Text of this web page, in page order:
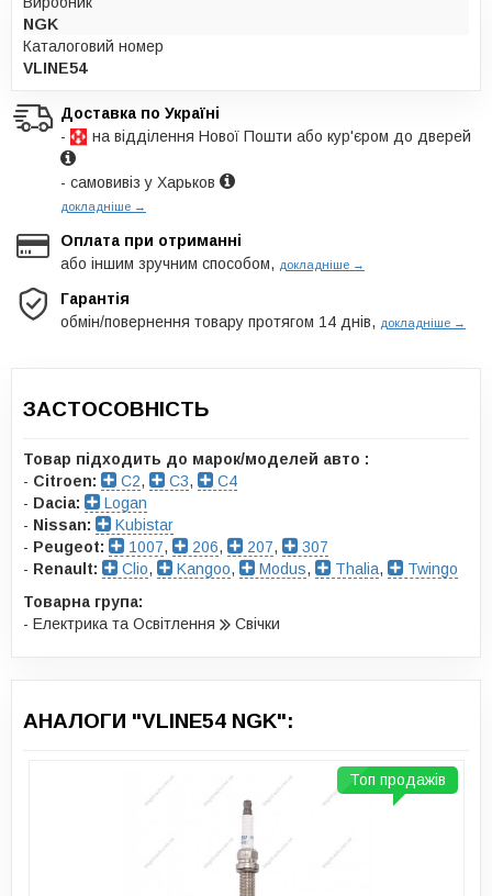
NGK
Каталоговий номер
VLINE54
Доставка по Україні
-
на відділення Нової Пошти або кур'єром до дверей
- самовивіз у Харьков
докладніше →
Оплата при отриманні
або іншим зручним способом, докладніше →
Гарантія
обмін/повернення товару протягом 14 днів, докладніше →
ЗАСТОСОВНІСТЬ
Товар підходить до марок/моделей авто :
- Citroen: C2, C3,
C4
- Dacia:
Logan
- Nissan:
Kubistar
- Peugeot: 1007, 206, 207,
307
- Renault: Clio, Kangoo, Modus, Thalia,
Twingo
Товарна група:
- Електрика та Освітлення
Свічки
АНАЛОГИ "VLINE54 NGK":
Топ продажів